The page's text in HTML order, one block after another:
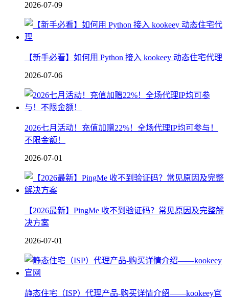
2026-07-09
【新手必看】如何用 Python 接入 kookeey 动态住宅代理
2026-07-06
2026七月活动！充值加赠22%！全场代理IP均可参与！
不限金额！
2026-07-01
【2026最新】PingMe 收不到验证码？常见原因及完整解
决方案
2026-07-01
静态住宅（ISP）代理产品-购买详情介绍——kookeey官